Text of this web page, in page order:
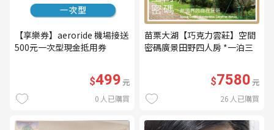
【享樂券】aeroride 機場接送
500元一次型現金抵用券
$499元
0 人已購買
苗栗大湖【巧克力雲莊】空間
密碼廣景田野四人房 *一泊三
$7580元
26 人已購買